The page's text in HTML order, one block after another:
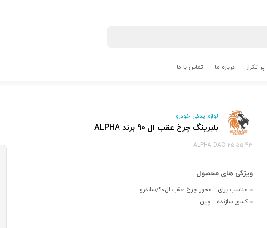
تکرار درباره ما تماس با ما
لوازم یدکی خودرو
بلبرینگ چرخ عقب ال 90 برند ALPHA
ALPHA DAC 25-55-43
مناسب برای : محور چرخ عقب ال90/ساندرو
کسور سازنده : چین